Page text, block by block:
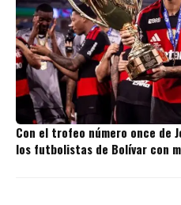
Con el trofeo número once de
los futbolistas de Bolívar con